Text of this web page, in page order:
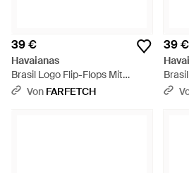
39 €
Havaianas
Brasil Logo Flip-Flops Mit
Zickzackmuster - Braun
Von FARFETCH
39 €